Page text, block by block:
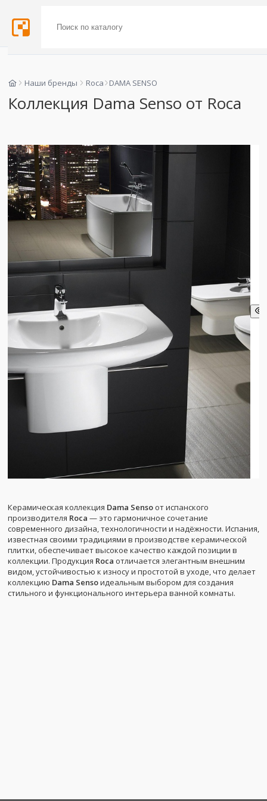
Наши бренды Roca DAMA SENSO
Коллекция Dama Senso от Roca
Керамическая коллекция Dama Senso от испанского
производителя Roca — это гармоничное сочетание
современного дизайна, технологичности и надёжности. Испания,
известная своими традициями в производстве керамической
плитки, обеспечивает высокое качество каждой позиции в
коллекции. Продукция Roca отличается элегантным внешним
видом, устойчивостью к износу и простотой в уходе, что делает
коллекцию Dama Sensoидеальным выбором для создания
стильного и функционального интерьера ванной комнаты.